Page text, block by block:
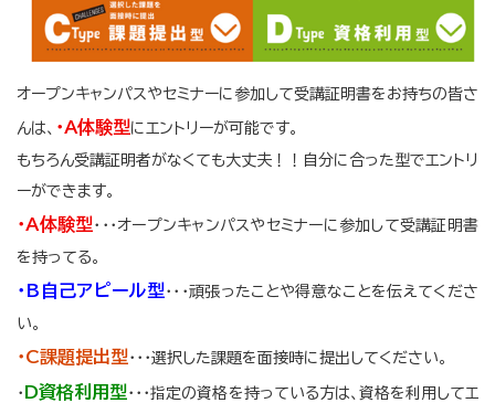
オープンキャンパスやセミナーに参加して受講証明書をお持ちの皆さ
んは、 ・A体験型にエントリーが可能です。
もちろん受講証明者がなくても大丈夫！！自分に合った型でエントリ
ーができます。
・A体験型・・・ オープンキャンパスやセミナーに参加して受講証明書
を持ってる。
・B自己アピール型・・・頑張ったことや得意なことを伝えてくださ
い。
・C課題提出型・・・選択した課題を面接時に提出してください。
・ D資格利用型・・・指定の資格を持っている方は、資格を利用してエ